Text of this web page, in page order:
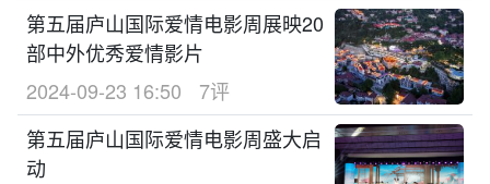
第五届庐山国际爱情电影周展映20
部中外优秀爱情影片
2024-09-23 16:50
7评
第五届庐山国际爱情电影周盛大启
动